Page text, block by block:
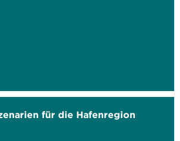
für die Hafenregion